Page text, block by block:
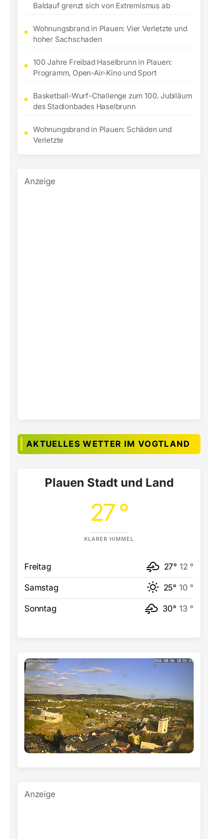
Baldauf grenzt sich von Extremismus ab
Wohnungsbrand in Plauen: Vier Verletzte und
hoher Sachschaden
100 Jahre Freibad Haselbrunn in Plauen:
Programm, Open-Air-Kino und Sport
Basketball-Wurf-Challenge zum 100. Jubiläum
des Stadionbades Haselbrunn
Wohnungsbrand in Plauen: Schäden und
Verletzte
Anzeige
AKTUELLES WETTER IM VOGTLAND
Plauen Stadt und Land
27 °
KLARER HIMMEL
Freitag 27° 12 °
Samstag 25° 10 °
Sonntag 30° 13 °
Anzeige